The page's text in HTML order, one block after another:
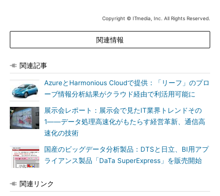
Copyright © ITmedia, Inc. All Rights Reserved.
関連情報
関連記事
AzureとHarmonious Cloudで提供：「リーフ」のプロ
ーブ情報分析結果がクラウド経由で利活用可能に
展示会レポート：展示会で見たIT業界トレンドその
1――データ処理高速化がもたらす経営革新、通信高
速化の技術
国産のビッグデータ分析製品：DTSと日立、BI用アプ
ライアンス製品「DaTa SuperExpress」を販売開始
関連リンク